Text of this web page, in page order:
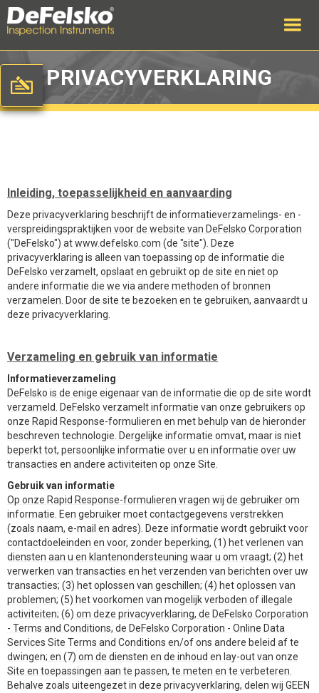
PRIVACYVERKLARING
Inleiding, toepasselijkheid en aanvaarding
Deze privacyverklaring beschrijft de informatieverzamelings- en -
verspreidingspraktijken voor de website van DeFelsko Corporation
("DeFelsko") at www.defelsko.com (de "site"). Deze
privacyverklaring is alleen van toepassing op de informatie die
DeFelsko verzamelt, opslaat en gebruikt op de site en niet op
andere informatie die we via andere methoden of bronnen
verzamelen. Door de site te bezoeken en te gebruiken, aanvaardt u
deze privacyverklaring.
Verzameling en gebruik van informatie
Informatieverzameling
DeFelsko is de enige eigenaar van de informatie die op de site wordt
verzameld. DeFelsko verzamelt informatie van onze gebruikers op
onze Rapid Response-formulieren en met behulp van de hieronder
beschreven technologie. Dergelijke informatie omvat, maar is niet
beperkt tot, persoonlijke informatie over u en informatie over uw
transacties en andere activiteiten op onze Site.
Gebruik van informatie
Op onze Rapid Response-formulieren vragen wij de gebruiker om
informatie. Een gebruiker moet contactgegevens verstrekken
(zoals naam, e-mail en adres). Deze informatie wordt gebruikt voor
contactdoeleinden en voor, zonder beperking, (1) het verlenen van
diensten aan u en klantenondersteuning waar u om vraagt; (2) het
verwerken van transacties en het verzenden van berichten over uw
transacties; (3) het oplossen van geschillen; (4) het oplossen van
problemen; (5) het voorkomen van mogelijk verboden of illegale
activiteiten; (6) om deze privacyverklaring, de DeFelsko Corporation
- Terms and Conditions, de DeFelsko Corporation - Online Data
Services Site Terms and Conditions en/of ons andere beleid af te
dwingen; en (7) om de diensten en de inhoud en lay-out van onze
Site en toepassingen aan te passen, te meten en te verbeteren.
Behalve zoals uiteengezet in deze privacyverklaring, delen wij GEEN